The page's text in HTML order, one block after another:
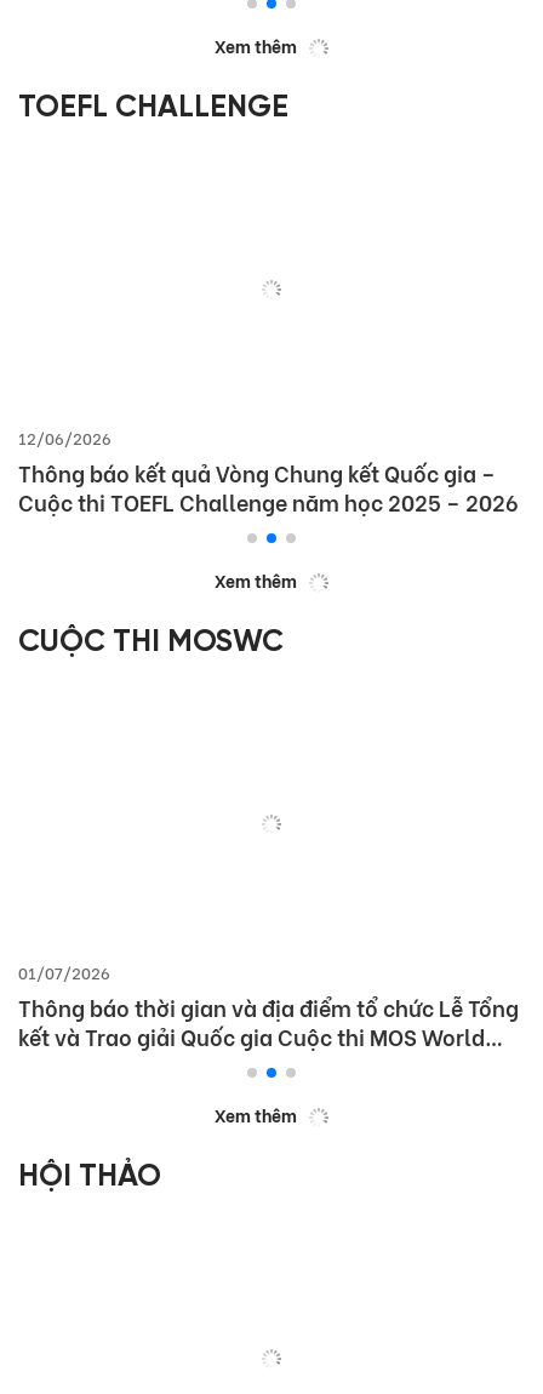
Xem thêm
TOEFL CHALLENGE
12/06/2026
Thông báo kết quả Vòng Chung kết Quốc gia –
Cuộc thi TOEFL Challenge năm học 2025 – 2026
Xem thêm
CUỘC THI MOSWC
01/07/2026
Thông báo thời gian và địa điểm tổ chức Lễ Tổng
kết và Trao giải Quốc gia Cuộc thi MOS World
Xem thêm
HỘI THẢO